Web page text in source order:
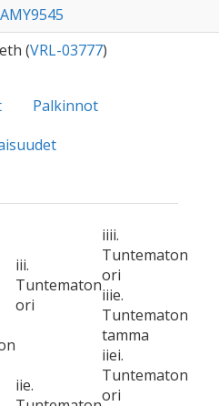
(VRL-03777)
Palkinnot
iii.
Tuntematon
ori
iiii.
Tuntematon
ori
iiie.
Tuntematon
tamma
iie.
iiei.
Tuntematon
ori